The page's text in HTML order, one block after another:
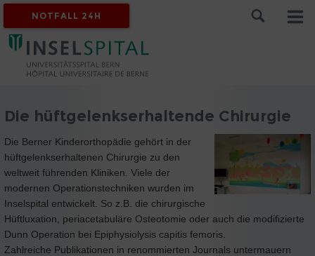
NOTFALL 24H
Die hüftgelenkserhaltende Chirurgie
Die Berner Kinderorthopädie gehört in der
hüftgelenkserhaltenen Chirurgie zu den
weltweit führenden Kliniken. Viele der
modernen Operationstechniken wurden im
Inselspital entwickelt. So z.B. die chirurgische
Hüftluxation, periacetabuläre Osteotomie oder auch die modifizierte
Dunn Operation bei Epiphysiolysis capitis femoris.
Zahlreiche Publikationen in renommierten Journals untermauern